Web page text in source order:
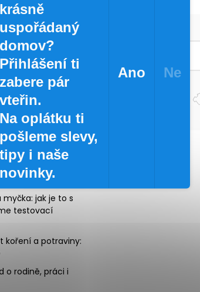
jak je to s
testovací
koření a potraviny:
o rodině, práci i
údajů
krásně
uspořádaný
domov?
Přihlášení ti
zabere pár
vteřin.
Na oplátku ti
pošleme slevy,
tipy i naše
novinky.
Ano Ne